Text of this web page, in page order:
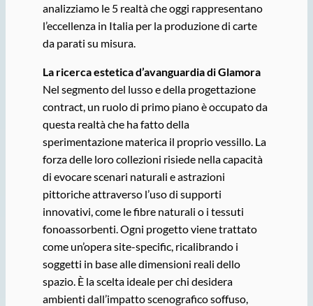
analizziamo le 5 realtà che oggi rappresentano
l’eccellenza in Italia per la produzione di carte
da parati su misura.
La ricerca estetica d’avanguardia di Glamora
Nel segmento del lusso e della progettazione
contract, un ruolo di primo piano è occupato da
questa realtà che ha fatto della
sperimentazione materica il proprio vessillo. La
forza delle loro collezioni risiede nella capacità
di evocare scenari naturali e astrazioni
pittoriche attraverso l’uso di supporti
innovativi, come le fibre naturali o i tessuti
fonoassorbenti. Ogni progetto viene trattato
come un’opera site-specific, ricalibrando i
soggetti in base alle dimensioni reali dello
spazio. È la scelta ideale per chi desidera
ambienti dall’impatto scenografico soffuso,